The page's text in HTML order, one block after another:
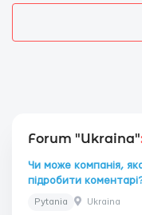
Forum "Ukraina"
Чи може компанія,
підробити
Pytania Ukraina